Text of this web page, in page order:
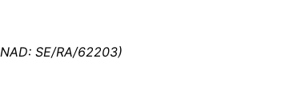
SE/RA/62203)